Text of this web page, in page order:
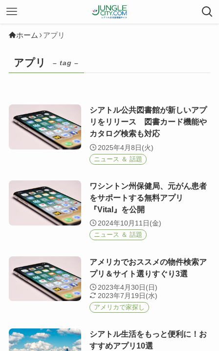
ホーム アプリ
アプリ – tag –
シアトル公共図書館が新しいアプ
リをリリース 図書カード機能や
カタログ検索も対応
2025年4月8日(火)
ニュース ＆ 話題
ワシントン州保健局、元がん患者
をサポートする無料アプリ
『Vital』を公開
2024年10月11日(金)
ニュース ＆ 話題
アメリカでおススメの物件検索ア
プリ＆サイト選りすぐり3選
2023年4月30日(日)
2023年7月19日(水)
アメリカで家探し
シアトル生活をもっと便利に！お
すすめアプリ10選